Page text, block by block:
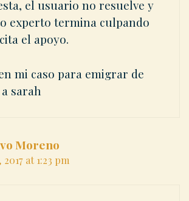
el usuario no resuelve y
experto termina culpando
el apoyo.
mi caso para emigrar de
sarah
Moreno
at 1:23 pm